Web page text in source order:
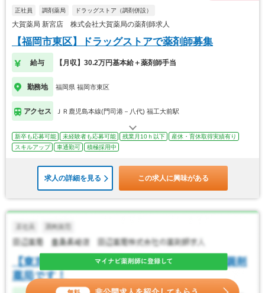
正社員 調剤薬局 ドラッグストア（調剤併設）
大賀薬局 新宮店 株式会社大賀薬局の薬剤師求人
【福岡市東区】ドラッグストアで薬剤師募集
給与 【月収】30.2万円基本給＋薬剤師手当
勤務地 福岡県 福岡市東区
アクセス ＪＲ鹿児島本線(門司港－八代) 福工大前駅
新卒も応募可能 未経験者も応募可能 残業月10ｈ以下
産休・育休取得実績有り
スキルアップ
車通勤可 積極採用中
求人の詳細を見る この求人に興味がある